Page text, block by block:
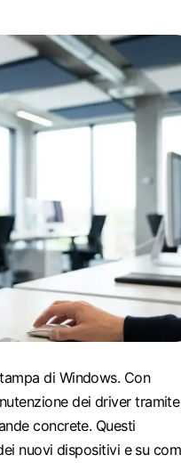
di Windows. Con
dei driver tramite
concrete. Questi
nuovi dispositivi e su